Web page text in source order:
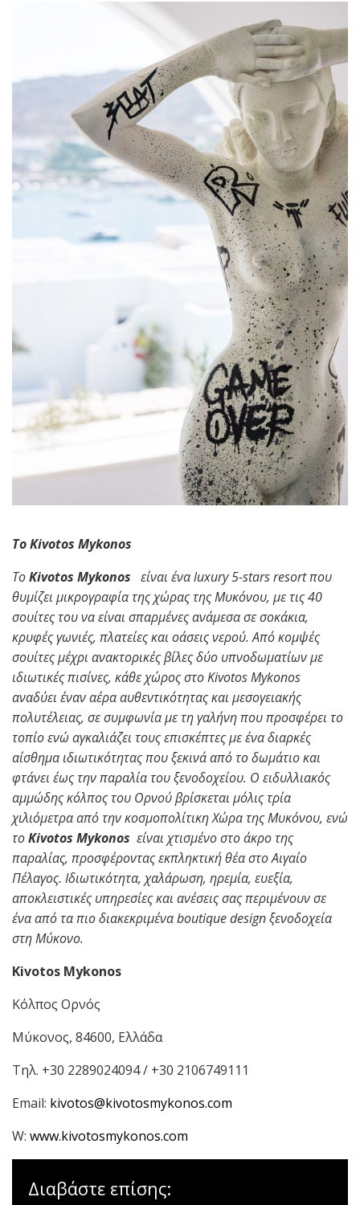
Το Kivotos Mykonos
ΤοKivotos Mykonos είναι ένα luxury 5-stars resort που
θυμίζει μικρογραφία της χώρας της Μυκόνου, με τις 40
σουίτες του να είναι σπαρμένες ανάμεσα σε σοκάκια,
κρυφές γωνιές, πλατείες και οάσεις νερού. Από κομψές
σουίτες μέχρι ανακτορικές βίλες δύο υπνοδωματίων με
ιδιωτικές πισίνες, κάθε χώρος στοKivotos Mykonos
αναδύει έναν αέρα αυθεντικότητας και μεσογειακής
πολυτέλειας, σε συμφωνία με τη γαλήνη που προσφέρει το
τοπίο ενώ αγκαλιάζει τους επισκέπτες με ένα διαρκές
αίσθημα ιδιωτικότητας που ξεκινά από το δωμάτιο και
φτάνει έως την παραλία του ξενοδοχείου. Ο ειδυλλιακός
αμμώδης κόλπος του Ορνού βρίσκεται μόλις τρία
χιλιόμετρα από την κοσμοπολίτικη Χώρα της Μυκόνου, ενώ
τοKivotos Mykonos είναι χτισμένο στο άκρο της
παραλίας, προσφέροντας εκπληκτική θέα στο Αιγαίο
Πέλαγος. Ιδιωτικότητα, χαλάρωση, ηρεμία, ευεξία,
αποκλειστικές υπηρεσίες και ανέσεις σας περιμένουν σε
ένα από τα πιο διακεκριμένα boutique design ξενοδοχεία
στη Μύκονο.
Kivotos Mykonos
Κόλπος Ορνός
Μύκονος, 84600, Ελλάδα
Τηλ. +30 2289024094 / +30 2106749111
Email: kivotos@kivotosmykonos.com
W: www.kivotosmykonos.com
Διαβάστε επίσης: